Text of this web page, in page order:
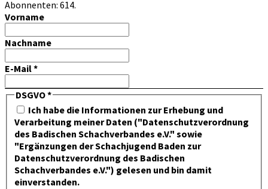
Abonnenten: 614.
Vorname
Nachname
E-Mail*
DSGVO*
Ich habe die Informationen zur Erhebung und
Verarbeitung meiner Daten ("Datenschutzverordnung
des Badischen Schachverbandes e.V." sowie
"Ergänzungen der Schachjugend Baden zur
Datenschutzverordnung des Badischen
Schachverbandes e.V.") gelesen und bin damit
einverstanden.